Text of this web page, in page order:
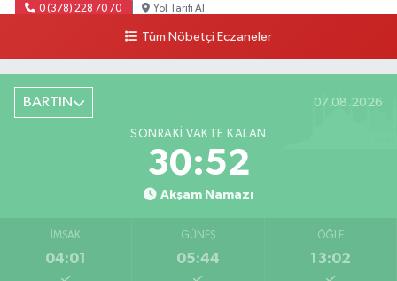
0 (378) 228 70 70 Yol Tarifi Al
Tüm Nöbetçi Eczaneler
BARTIN 07.08.2026
SONRAKI VAKTE KALAN
30:51
Akşam Namazı
İMSAK
04:01
GÜNEŞ
05:44
ÖĞLE
13:02